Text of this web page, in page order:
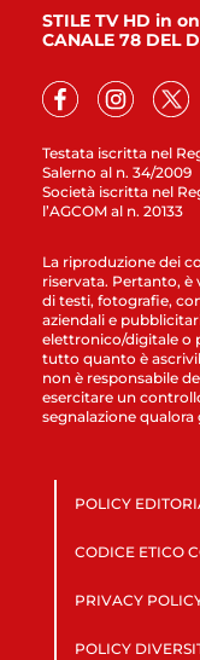
Testata iscritta nel
Salerno al n. 34/2009
Società iscritta nel
l’AGCOM al n. 20133
STILE TV HD in
CANALE 78 DEL
La riproduzione dei
riservata. Pertanto, è
di testi, fotografie,
aziendali e
elettronico/digitale o
tutto quanto è
non è responsabile
esercitare un
segnalazione
POLICY
CODICE ETICO
PRIVACY
POLICY